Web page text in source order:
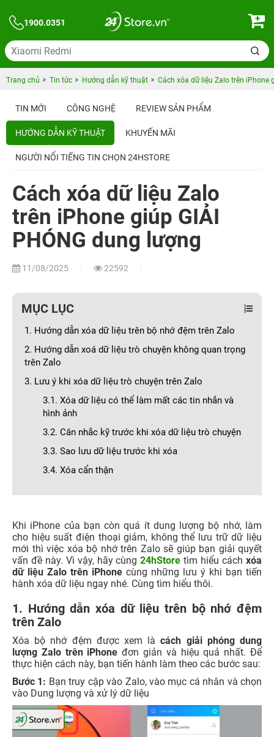
1900.0351
Trang chủ Tin tức Hướng dẫn kỹ thuật Cách xóa dữ liệu Zalo trên iPhone
TIN MỚI CÔNG NGHỆ REVIEW SẢN PHẨM
HƯỚNG DẪN KỸ THUẬT KHUYẾN MÃI
NGƯỜI NỔI TIẾNG TIN CHỌN 24HSTORE
Cách xóa dữ liệu Zalo
trên iPhone giúp GIẢI
PHÓNG dung lượng
11/08/2025 22592
MỤC LỤC
1. Hướng dẫn xóa dữ liệu trên bộ nhớ đệm trên Zalo
2. Hướng dẫn xoá dữ liệu trò chuyện không quan trọng
trên Zalo
3. Lưu ý khi xóa dữ liệu trò chuyện trên Zalo
3.1. Xóa dữ liệu có thể làm mất các tin nhắn và
hình ảnh
3.2. Cân nhắc kỹ trước khi xóa dữ liệu trò chuyện
3.3. Sao lưu dữ liệu trước khi xóa
3.4. Xóa cẩn thận
Khi iPhone của bạn còn quá ít dung lượng bộ nhớ, làm
cho hiệu suất điện thoại giảm, không thể lưu trữ dữ liệu
mới thì việc xóa bộ nhớ trên Zalo sẽ giúp bạn giải quyết
vấn đề này. Vì vậy, hãy cùng24hStore tìm hiểu cáchxóa
dữ liệu Zalo trên iPhone cùng những lưu ý khi bạn tiến
hành xóa dữ liệu ngay nhé. Cùng tìm hiểu thôi.
1. Hướng dẫn xóa dữ liệu trên bộ nhớ đệm
trên Zalo
Xóa bộ nhớ đệm được xem làcách giải phóng dung
lượng Zalo trên iPhone đơn giản và hiệu quả nhất. Để
thực hiện cách này, bạn tiến hành làm theo các bước sau:
Bước 1: Bạn truy cập vào Zalo, vào mục cá nhân và chọn
vào Dung lượng và xử lý dữ liệu